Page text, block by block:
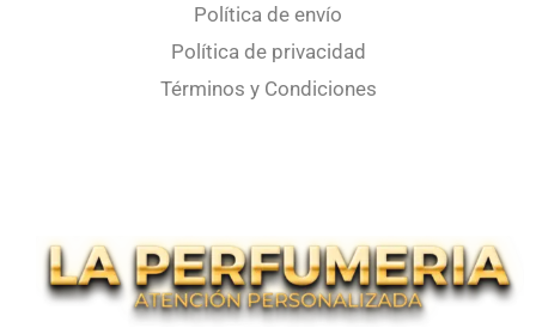
Política de envío
Política de privacidad
Términos y Condiciones